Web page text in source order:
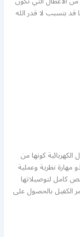
بتسبب لا قدر الله
كونها من
مهارة نظرية وعملية
كامل لتوصيلاتها
الكفيل بالحصول على